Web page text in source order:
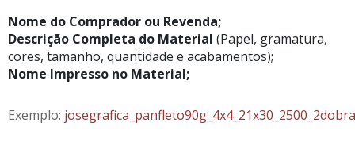
Nome do Comprador ou Revenda;
Descrição Completa do Material (Papel, gramatura,
cores, tamanho, quantidade e acabamentos);
Nome Impresso no Material;
Exemplo: